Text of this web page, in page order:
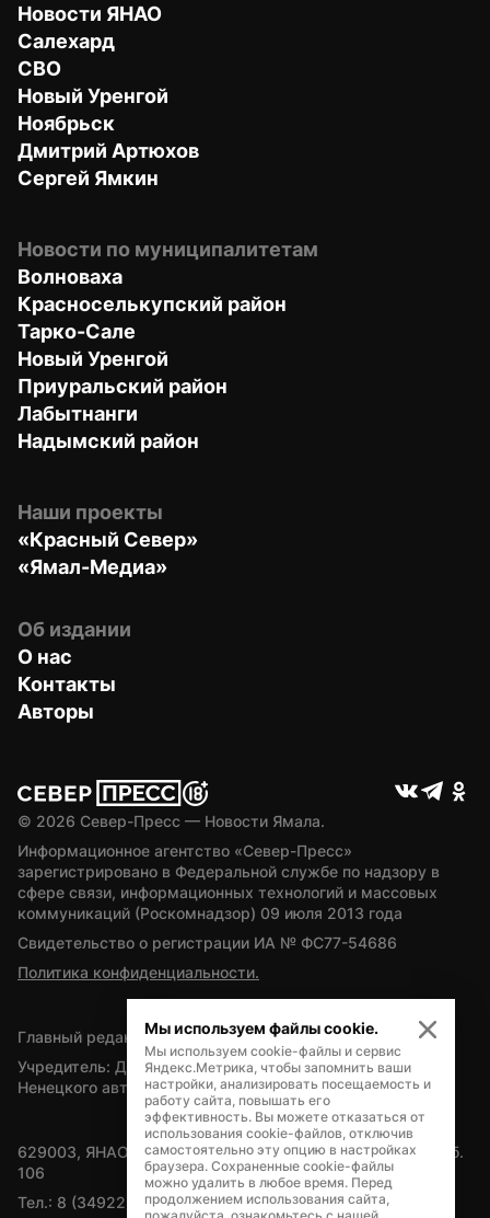
Новости ЯНАО
Салехард
СВО
Новый Уренгой
Ноябрьск
Дмитрий Артюхов
Сергей Ямкин
Новости по муниципалитетам
Волноваха
Красноселькупский район
Тарко-Сале
Новый Уренгой
Приуральский район
Лабытнанги
Надымский район
Наши проекты
«Красный Север»
«Ямал-Медиа»
Об издании
О нас
Контакты
Авторы
© 2026 Север-Пресс — Новости Ямала.
Информационное агентство «Север-Пресс»
зарегистрировано в Федеральной службе по надзору в
сфере связи, информационных технологий и массовых
коммуникаций (Роскомнадзор) 09 июля 2013 года
Свидетельство о регистрации ИА № ФС77-54686
Политика конфиденциальности.
Главный редактор — А.Л. Поздеев
Учредитель: Департамент внутренней политики Ямало-
Ненецкого автономного округа
629003, ЯНАО, Салехард, мкр. Богдана Кнунянца, д.1, каб.
106
Тел.: 8 (34922) 71262
Мы используем файлы cookie.
Мы используем cookie-файлы и сервис
Яндекс.Метрика, чтобы запомнить ваши
настройки, анализировать посещаемость и
работу сайта, повышать его
эффективность. Вы можете отказаться от
использования cookie-файлов, отключив
самостоятельно эту опцию в настройках
браузера. Сохраненные cookie-файлы
можно удалить в любое время. Перед
продолжением использования сайта,